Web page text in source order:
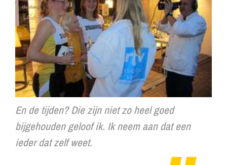
En de tijden? Die zijn niet zo heel goed
bijgehouden geloof ik. Ik neem aan dat een
ieder dat zelf weet.